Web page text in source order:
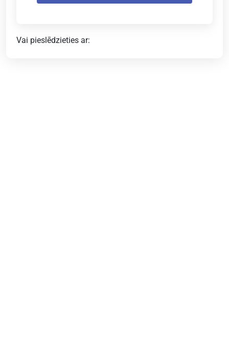
Vai pieslēdzieties ar: